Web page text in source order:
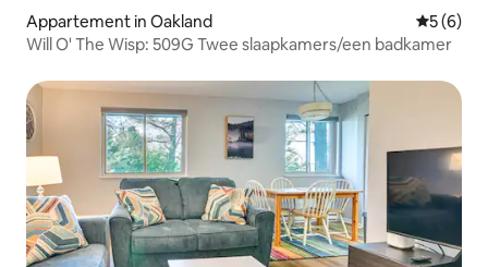
Appartement in Oakland
5 (6)
Will O' The Wisp: 509G Twee slaapkamers/een badkamer